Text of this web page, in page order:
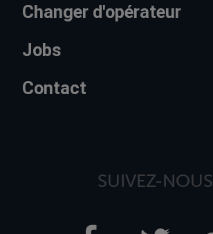
Changer d'opérateur
Jobs
Contact
SUIVEZ-NOUS